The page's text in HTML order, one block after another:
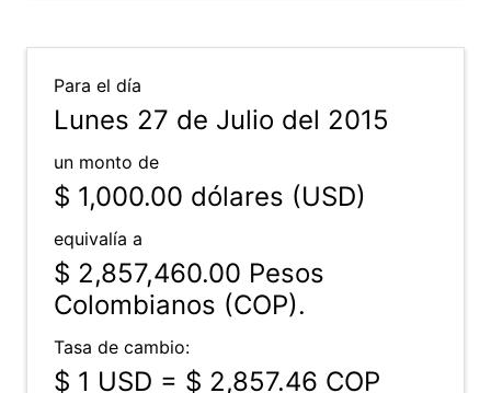
Para el día
Lunes 27 de Julio del 2015
un monto de
$ 1,000.00 dólares (USD)
equivalía a
$ 2,857,460.00 Pesos
Colombianos (COP).
Tasa de cambio:
$ 1 USD = $ 2,857.46 COP